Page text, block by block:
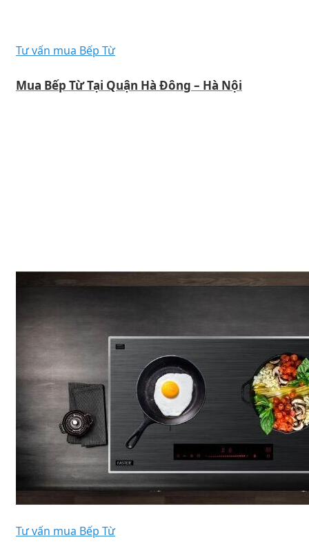
Tư vấn mua Bếp Từ
Mua Bếp Từ Tại Quận Hà Đông – Hà Nội
Tư vấn mua Bếp Từ